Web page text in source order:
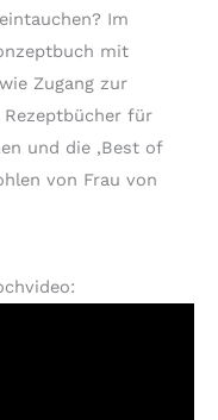
Im
mit
Zugang zur
Rezeptbücher für
und die ‚Best of
von Frau von